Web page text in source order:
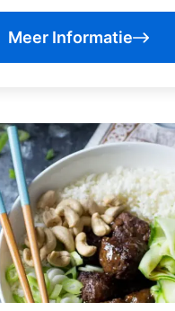
Meer Informatie